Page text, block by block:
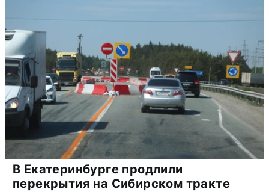
В Екатеринбурге продлили
перекрытия на Сибирском тракте